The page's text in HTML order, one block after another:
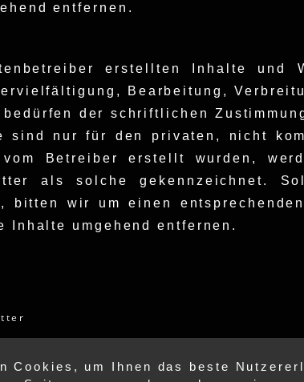
entfernen.
erstellten Inhalte und
Bearbeitung,
der schriftlichen
sind nur für den privaten, nicht
Betreiber erstellt wurden,
als solche gekennzeichnet.
bitten wir um einen
Inhalte umgehend entfernen.
Cookies, um Ihnen das beste